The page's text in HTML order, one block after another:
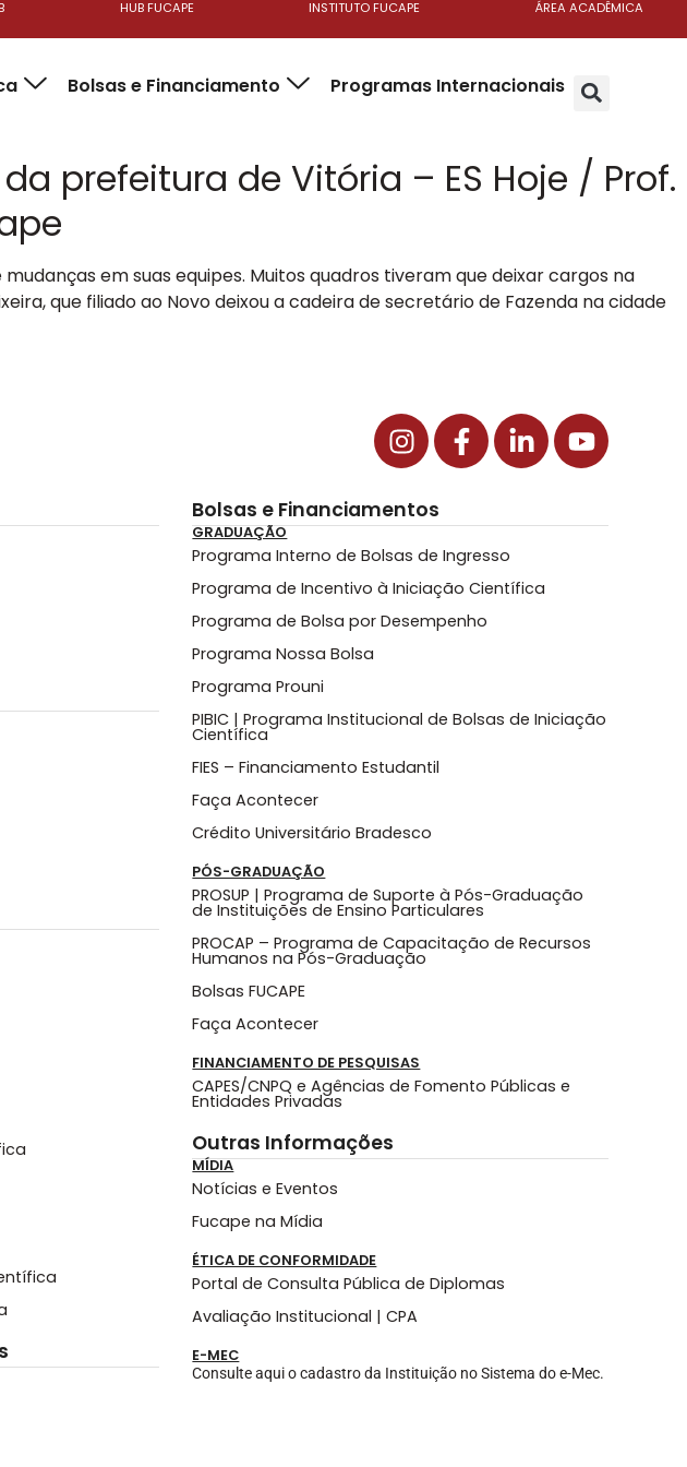
HUB FUCAPE INSTITUTO FUCAPE ÁREA ACADÊMICA
Bolsas e Financiamento Programas Internacionais
prefeitura de Vitória – ES Hoje / Prof.
em suas equipes. Muitos quadros tiveram que deixar cargos na
que filiado ao Novo deixou a cadeira de secretário de Fazenda na cidade
Bolsas e Financiamentos
GRADUAÇÃO
Programa Interno de Bolsas de Ingresso
Programa de Incentivo à Iniciação Científica
Programa de Bolsa por Desempenho
Programa Nossa Bolsa
Programa Prouni
PIBIC | Programa Institucional de Bolsas de Iniciação
Científica
FIES – Financiamento Estudantil
Faça Acontecer
Crédito Universitário Bradesco
PÓS-GRADUAÇÃO
PROSUP | Programa de Suporte à Pós-Graduação
de Instituições de Ensino Particulares
PROCAP – Programa de Capacitação de Recursos
Humanos na Pós-Graduação
Bolsas FUCAPE
Faça Acontecer
FINANCIAMENTO DE PESQUISAS
CAPES/CNPQ e Agências de Fomento Públicas e
Entidades Privadas
Outras Informações
MÍDIA
Notícias e Eventos
Fucape na Mídia
ÉTICA DE CONFORMIDADE
Portal de Consulta Pública de Diplomas
Avaliação Institucional | CPA
E-MEC
Consulte aqui o cadastro da Instituição no Sistema do e-Mec.